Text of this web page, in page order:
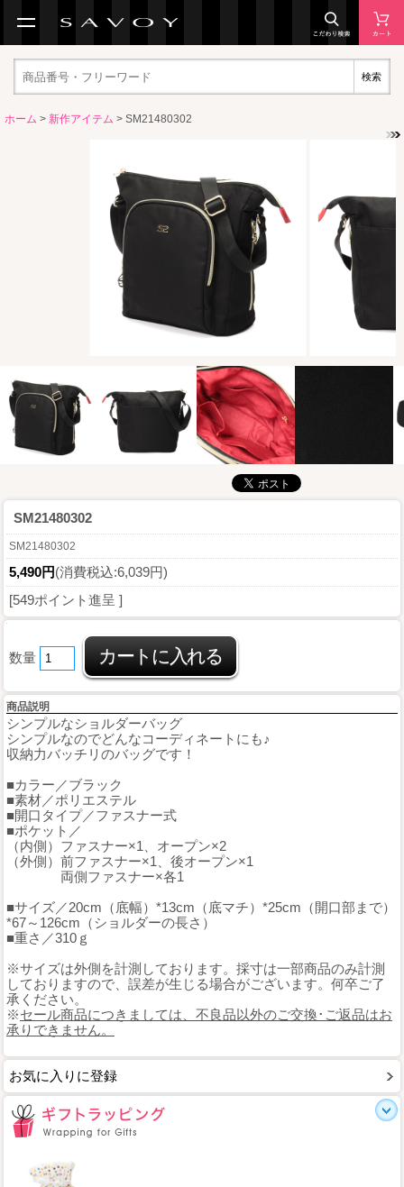
検索
ホーム > 新作アイテム > SM21480302
SM21480302
SM21480302
5,490円(消費税込:6,039円)
[549ポイント進呈 ]
数量
商品説明
シンプルなショルダーバッグ
シンプルなのでどんなコーディネートにも♪
収納力バッチリのバッグです！
■カラー／ブラック
■素材／ポリエステル
■開口タイプ／ファスナー式
■ポケット／
（内側）ファスナー×1、オープン×2
（外側）前ファスナー×1、後オープン×1
両側ファスナー×各1
■サイズ／20cm（底幅）*13cm（底マチ）*25cm（開口部まで）
*67～126cm（ショルダーの長さ）
■重さ／310ｇ
※サイズは外側を計測しております。採寸は一部商品のみ計測
しておりますので、誤差が生じる場合がございます。何卒ご了
承ください。
※セール商品につきましては、不良品以外のご交換･ご返品はお
承りできません。
お気に入りに登録